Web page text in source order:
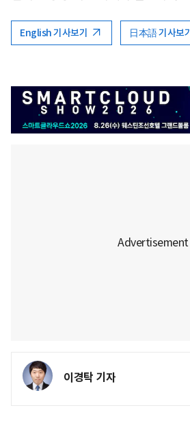
English 기사보기 日本語 기사보기
이경탁 기자